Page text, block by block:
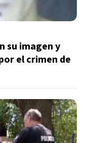
su imagen y
el crimen de